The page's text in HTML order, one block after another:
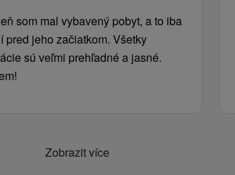
som mal vybavený pobyt, a to iba
pred jeho začiatkom. Všetky
sú veľmi prehľadné a jasné.
Zobrazit více